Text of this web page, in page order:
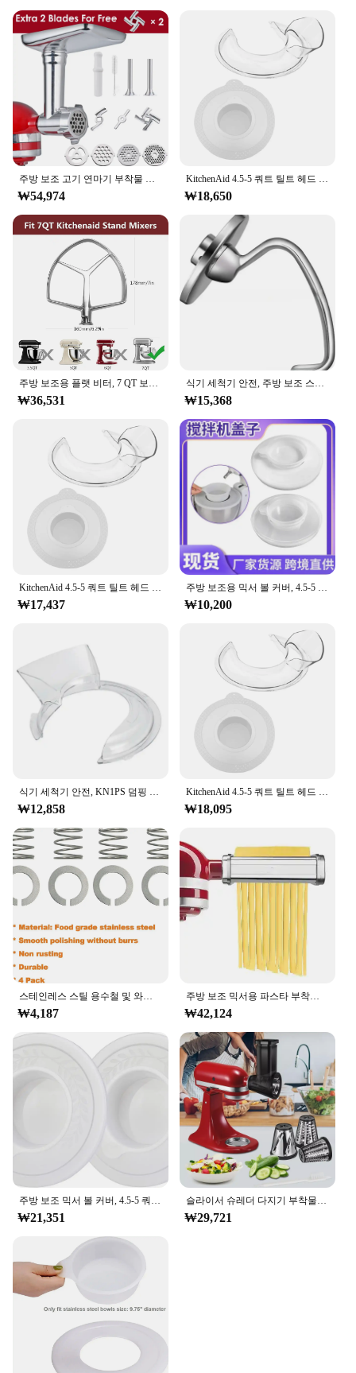
주방 보조 고기 연마기 부착물 금속 고기 민서, 모든 주방 보조 스탠드 믹서용
₩54,974
KitchenAid 4.5-5 쿼트 틸트 헤드 스탠드 믹서, 안전한 푸어링 쉴드 및 믹서 볼 커버, 믹서 스플래터 가드 뚜껑
₩18,650
주방 보조용 플랫 비터, 7 QT 보울 리프트 스탠드 믹서, 주방 보조 믹서용 스테인레스 스틸 패들 액세서리, 식기 세척기 안전
₩36,531
식기 세척기 안전, 주방 보조 스탠드 믹서용 나선형 반죽 후크, 4.5 Qt - 5 틸트 헤드 부착물, 주방 가제트 세트
₩15,368
KitchenAid 4.5-5 쿼트 틸트 헤드 스탠드 믹서, 안전한 푸어링 쉴드 및 믹서 볼 커버, 믹서 스플래터 가드 뚜껑
₩17,437
주방 보조용 믹서 볼 커버, 4.5-5 쿼트 틸트 헤드 스탠드 믹서, 스플래터 가드 뚜껑, 재료 유출 방지
₩10,200
₩12,858 ₩18,095
₩4,187
주방 보조 믹서용 파스타 부착물, 파스타 시트 롤러, 스파게티 페투치니 커터, 스테인레스 국수, 모든 주방 보조 요리사에 적합
₩42,124
₩21,351 ₩29,721